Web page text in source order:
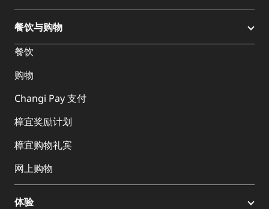
餐饮与购物
餐饮
购物
Changi Pay 支付
樟宜奖励计划
樟宜购物礼宾
网上购物
体验